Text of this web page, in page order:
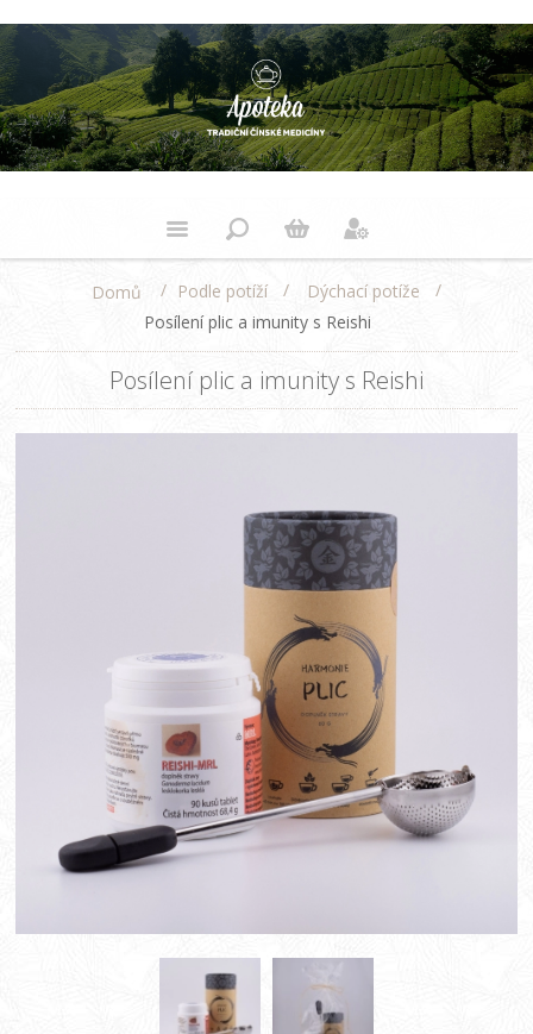
Domů / Podle potíží / Dýchací potíže
/
Posílení plic a imunity s Reishi
Posílení plic a imunity s Reishi